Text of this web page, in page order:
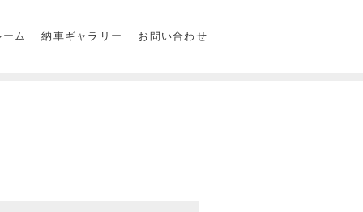
ム 納車ギャラリー お問い合わせ